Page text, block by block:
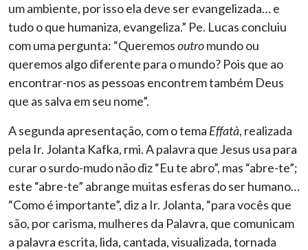
um ambiente, por isso ela deve ser evangelizada… e
tudo o que humaniza, evangeliza.” Pe. Lucas concluiu
com uma pergunta: “Queremosoutromundo ou
queremos algo diferente para o mundo? Pois que ao
encontrar-nos as pessoas encontrem também Deus
que as salva em seu nome”.
A segunda apresentação, com o tema Effatà, realizada
pela Ir. Jolanta Kafka, rmi. A palavra que Jesus usa para
curar o surdo-mudo não diz “Eu te abro”, mas “abre-te”;
este “abre-te” abrange muitas esferas do ser humano…
“Como é importante”, diz a Ir. Jolanta, “para vocês que
são, por carisma, mulheres da Palavra, que comunicam
a palavra escrita, lida, cantada, visualizada, tornada